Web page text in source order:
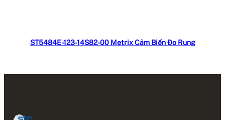
Đọc tiếp
ST5484E-123-14S82-00 Metrix Cảm Biến Đo Rung